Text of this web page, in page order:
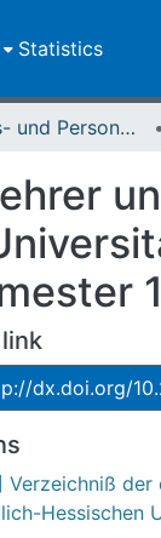
Statistics
Vorlesungs- und Personalverzeichnis / Justus-Liebig-Universität Gießen
dx.doi.org/
Verzeichniß
Hessischen